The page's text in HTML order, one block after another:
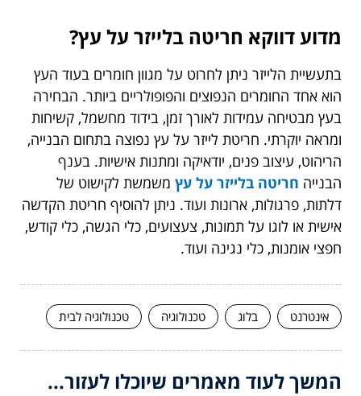
מדוע דווקא חריטה בלייזר על עץ?
בתעשיית הלייזר ניתן לחרוט על מגוון חומרים בעוד העץ
הוא אחד החומרים הנפוצים והפופולריים ביותר. הבחירה
בעץ מבטיחה עמידות לאורך זמן, בידוד מחשמל, קשיחות
ומראה יוקרתי. חריטת לייזר על עץ נפוצה בתחום הבנייה,
הריהוט, עיצוב פנים, יודאיקה ומתנות אישיות. בענף
הבנייה חריטה בלייזר על עץ משמשת לקישוט של
דלתות, פרגולות, ארונות ועוד. ניתן להוסיף חריטת הקדשה
אישית או לוגו על תמונות, צעצועים, כלי הגשה, כלי קודש,
חפצי אומנות, כלי נגינה ועוד.
אינטרנט בלוג טכנולוגיה טכנולוגיה לבית
המשך לעוד מאמרים שיוכלו לעזור...